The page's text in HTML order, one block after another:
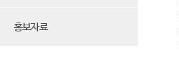
홍보자료